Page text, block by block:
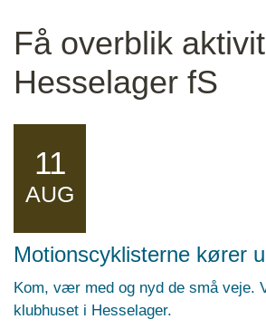
Få overblik
Hesselager fS
11
AUG
Motionscyklisterne kører
Kom, vær med og nyd de små veje.
klubhuset i Hesselager.